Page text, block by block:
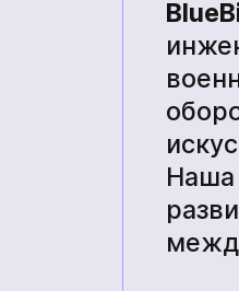
Прочие
Наша